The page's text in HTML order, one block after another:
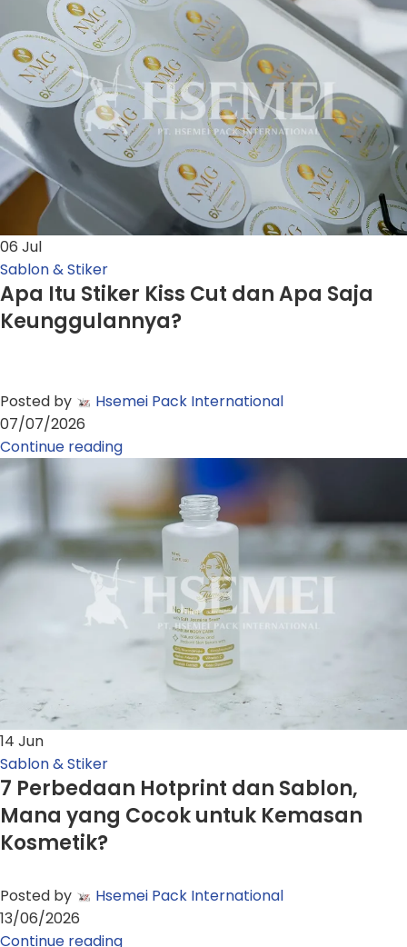
06 Jul
Sablon & Stiker
Apa Itu Stiker Kiss Cut dan Apa Saja
Keunggulannya?
Posted by
Hsemei Pack International
07/07/2026
Continue reading
14 Jun
Sablon & Stiker
7 Perbedaan Hotprint dan Sablon,
Mana yang Cocok untuk Kemasan
Kosmetik?
Posted by
Hsemei Pack International
13/06/2026
Continue reading